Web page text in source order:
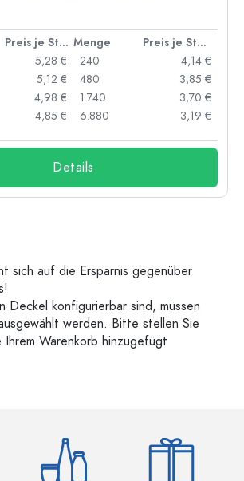
Preis je Stück Menge
Preis je Stück
5,28 €
5,12 €
4,98 €
4,85 €
240
4,14 €
480
3,85 €
1.740
3,70 €
6.880
3,19 €
Details
sich auf die Ersparnis gegenüber
Deckel konfigurierbar sind, müssen
werden. Bitte stellen Sie
Ihrem Warenkorb hinzugefügt